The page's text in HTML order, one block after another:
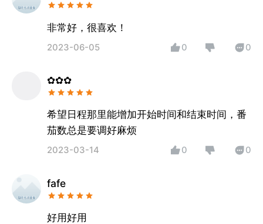
非常好，很喜欢！
2023-06-05 0 0
✿✿✿
希望日程那里能增加开始时间和结束时间，番
茄数总是要调好麻烦
2023-03-14 0 0
fafe
好用好用